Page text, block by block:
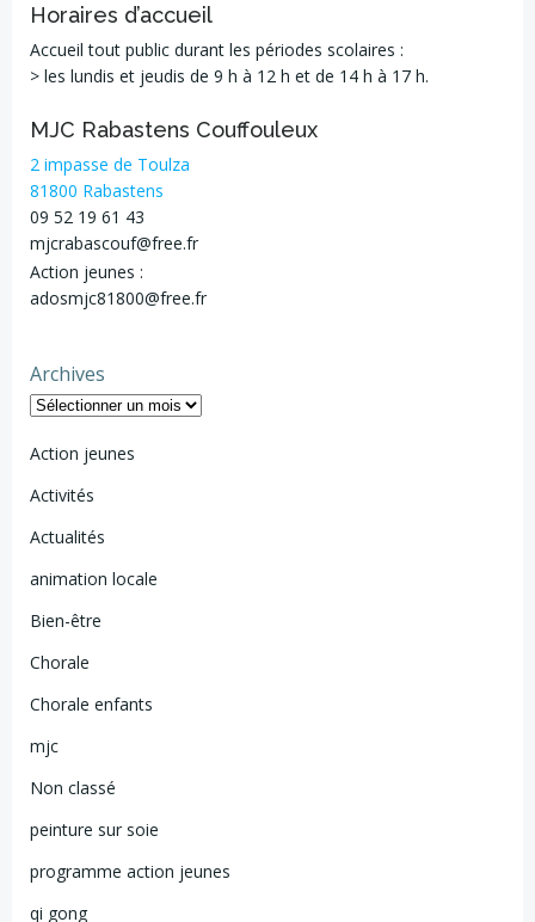
Horaires d’accueil
Accueil tout public durant les périodes scolaires :
> les lundis et jeudis de 9 h à 12 h et de 14 h à 17 h.
MJC Rabastens Couffouleux
2 impasse de Toulza
81800 Rabastens
09 52 19 61 43
mjcrabascouf@free.fr
Action jeunes :
adosmjc81800@free.fr
Archives
Action jeunes
Activités
Actualités
animation locale
Bien-être
Chorale
Chorale enfants
mjc
Non classé
peinture sur soie
programme action jeunes
qi gong